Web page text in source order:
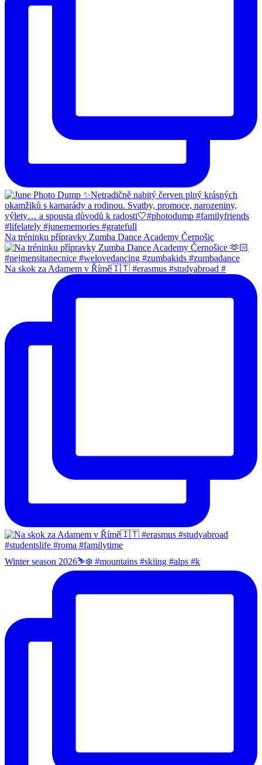
Na tréninku přípravky Zumba Dance Academy Černošic
Na skok za Adamem v Římě🇮🇹 #erasmus #studyabroad #
Winter season 2026⛷️❄️ #mountains #skiing #alps #k